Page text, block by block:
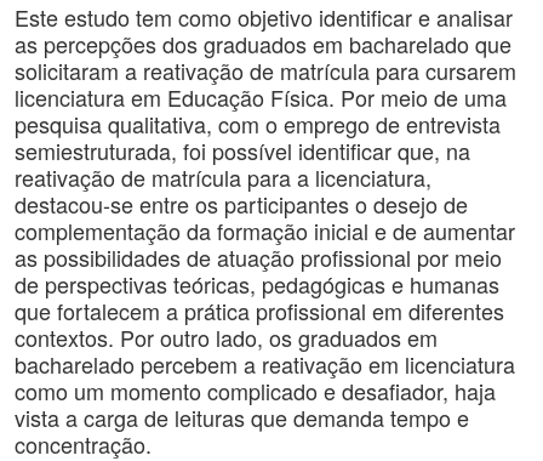
Este estudo tem como objetivo identificar e analisar
as percepções dos graduados em bacharelado que
solicitaram a reativação de matrícula para cursarem
licenciatura em Educação Física. Por meio de uma
pesquisa qualitativa, com o emprego de entrevista
semiestruturada, foi possível identificar que, na
reativação de matrícula para a licenciatura,
destacou-se entre os participantes o desejo de
complementação da formação inicial e de aumentar
as possibilidades de atuação profissional por meio
de perspectivas teóricas, pedagógicas e humanas
que fortalecem a prática profissional em diferentes
contextos. Por outro lado, os graduados em
bacharelado percebem a reativação em licenciatura
como um momento complicado e desafiador, haja
vista a carga de leituras que demanda tempo e
concentração.